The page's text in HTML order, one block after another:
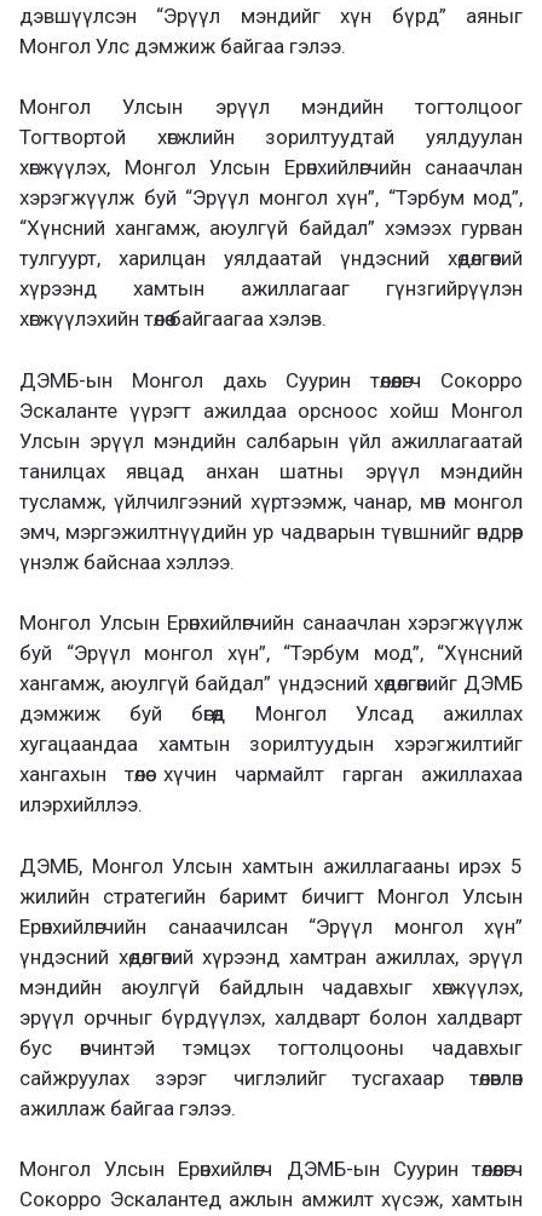
дэвшүүлсэн “Эрүүл мэндийг хүн бүрд” аяныг
Монгол Улс дэмжиж байгаа гэлээ.
Монгол Улсын эрүүл мэндийн тогтолцоог
Тогтвортой хөгжлийн зорилтуудтай уялдуулан
хөгжүүлэх, Монгол Улсын Ерөнхийлөгчийн санаачлан
хэрэгжүүлж буй “Эрүүл монгол хүн”, “Тэрбум мод”,
“Хүнсний хангамж, аюулгүй байдал” хэмээх гурван
тулгуурт, харилцан уялдаатай үндэсний хөдөлгөөний
хүрээнд хамтын ажиллагааг гүнзгийрүүлэн
хөгжүүлэхийн төлөө байгаагаа хэлэв.
ДЭМБ-ын Монгол дахь Суурин төлөөлөгч Сокорро
Эскаланте үүрэгт ажилдаа орсноос хойш Монгол
Улсын эрүүл мэндийн салбарын үйл ажиллагаатай
танилцах явцад анхан шатны эрүүл мэндийн
тусламж, үйлчилгээний хүртээмж, чанар, мөн монгол
эмч, мэргэжилтнүүдийн ур чадварын түвшнийг өндрөөр
үнэлж байснаа хэллээ.
Монгол Улсын Ерөнхийлөгчийн санаачлан хэрэгжүүлж
буй “Эрүүл монгол хүн”, “Тэрбум мод”, “Хүнсний
хангамж, аюулгүй байдал” үндэсний хөдөлгөөнийг ДЭМБ
дэмжиж буй бөгөөд Монгол Улсад ажиллах
хугацаандаа хамтын зорилтуудын хэрэгжилтийг
хангахын төлөө хүчин чармайлт гарган ажиллахаа
илэрхийллээ.
ДЭМБ, Монгол Улсын хамтын ажиллагааны ирэх 5
жилийн стратегийн баримт бичигт Монгол Улсын
Ерөнхийлөгчийн санаачилсан “Эрүүл монгол хүн”
үндэсний хөдөлгөөний хүрээнд хамтран ажиллах, эрүүл
мэндийн аюулгүй байдлын чадавхыг хөгжүүлэх,
эрүүл орчныг бүрдүүлэх, халдварт болон халдварт
бус өвчинтэй тэмцэх тогтолцооны чадавхыг
сайжруулах зэрэг чиглэлийг тусгахаар төлөвлөн
ажиллаж байгаа гэлээ.
Монгол Улсын Ерөнхийлөгч ДЭМБ-ын Суурин төлөөлөгч
Сокорро Эскалантед ажлын амжилт хүсэж, хамтын